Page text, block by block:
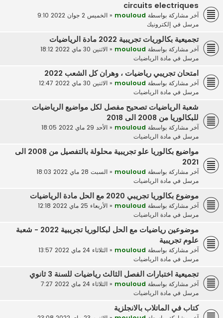
circuits electriques
آخر مشاركة بواسطة mouloud
« الخميس 2 جوان 2022 9:10
مرسل في إلكترونيك
تجميعية بكالوريات تجريبية 2022 مادة الرياضيات
آخر مشاركة بواسطة mouloud
« الاثنين 30 ماي 2022 18:12
مرسل في مادة الرياضيات
امتحان تجريبي رياضيات ، وهران كل الشعب 2022
آخر مشاركة بواسطة mouloud
« الاثنين 30 ماي 2022 12:47
مرسل في مادة الرياضيات
شعبة الرياضيات تصحيح مفصل لكل مواضيع الرياضيات
للبكالوريا من 2008 الى 2018
آخر مشاركة بواسطة mouloud
« الأحد 29 ماي 2022 18:05
مرسل في مادة الرياضيات
مواضيع بكالوريا علو تجريبية محلولة بالتفصيل من 2008 الى
2021
آخر مشاركة بواسطة mouloud
« السبت 28 ماي 2022 18:03
مرسل في مادة الرياضيات
موضوع بكالوريا تجريبي 2020 مع الحل مادة الرياضيات
آخر مشاركة بواسطة mouloud
« الأربعاء 25 ماي 2022 12:18
مرسل في مادة الرياضيات
موضوعين رياضيات مع الحل لبكالوريا تجريبية 2022 - شعبة
علوم تجريبية
آخر مشاركة بواسطة mouloud
« الثلاثاء 24 ماي 2022 13:57
مرسل في مادة الرياضيات
تجميعية اختبارات الفصل الثالث رياضيات للسنة 3 ثانوي
آخر مشاركة بواسطة mouloud
« الثلاثاء 24 ماي 2022 7:27
مرسل في مادة الرياضيات
كتاب في الماتلاب بالانجلزية